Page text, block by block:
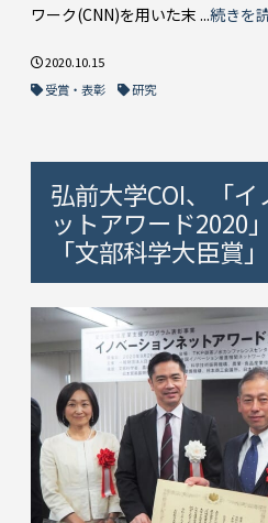
ワーク(CNN)を用いた末 ...続きを
2020.10.15
受賞・表彰
研究
弘前大学COI、「
ットアワード2020
「文部科学大臣賞